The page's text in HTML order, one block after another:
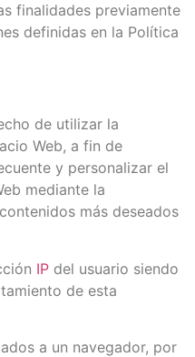
finalidades previamente
definidas en la Política
de utilizar la
Web, a fin de
y personalizar el
mediante la
más deseados
IP del usuario siendo
de esta
a un navegador, por